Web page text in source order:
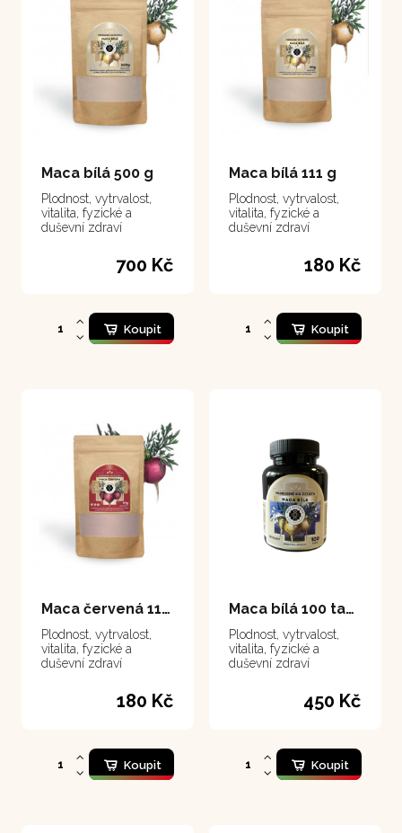
Maca bílá 500 g
Plodnost, vytrvalost,
vitalita, fyzické a
duševní zdraví
700 Kč
Koupit
Maca bílá 111 g
Plodnost, vytrvalost,
vitalita, fyzické a
duševní zdraví
180 Kč
Koupit
Maca červená 111 g
Plodnost, vytrvalost,
vitalita, fyzické a
duševní zdraví
180 Kč
Koupit
Maca bílá 100 tablet
Plodnost, vytrvalost,
vitalita, fyzické a
duševní zdraví
450 Kč
Koupit